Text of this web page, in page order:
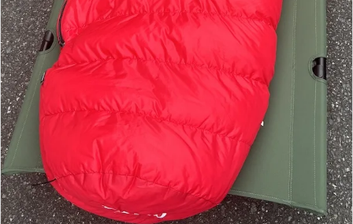
ACCOUNT MENU
ようこそ ゲスト 様
meeting_room ログイン person